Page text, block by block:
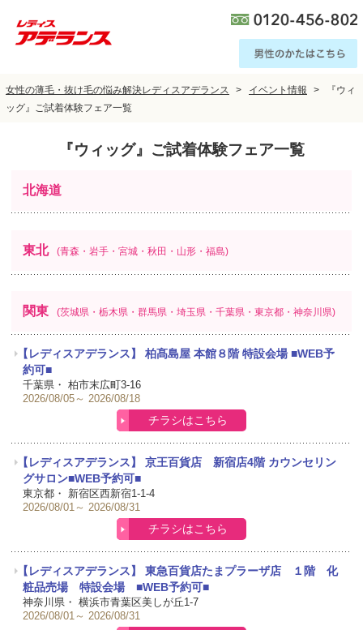
女性の薄毛・抜け毛の悩み解決レディスアデランス イベント情報
『ウィ
ッグ』ご試着体験フェア一覧
『ウィッグ』ご試着体験フェア一覧
北海道
東北 (青森・岩手・宮城・秋田・山形・福島)
関東 (茨城県・栃木県・群馬県・埼玉県・千葉県・東京都・神奈川県)
【レディスアデランス】 柏髙島屋 本館８階 特設会場 ■WEB予
約可■
千葉県・ 柏市末広町3-16
2026/08/05
2026/08/18
チラシはこちら
【レディスアデランス】 京王百貨店 新宿店4階 カウンセリン
グサロン■WEB予約可■
東京都・
新宿区西新宿1-1-4
2026/08/01
2026/08/31
チラシはこちら
【レディスアデランス】 東急百貨店たまプラーザ店 １階 化
粧品売場 特設会場 ■WEB予約可■
神奈川県・ 横浜市青葉区美しが丘1-7
2026/08/01
2026/08/31